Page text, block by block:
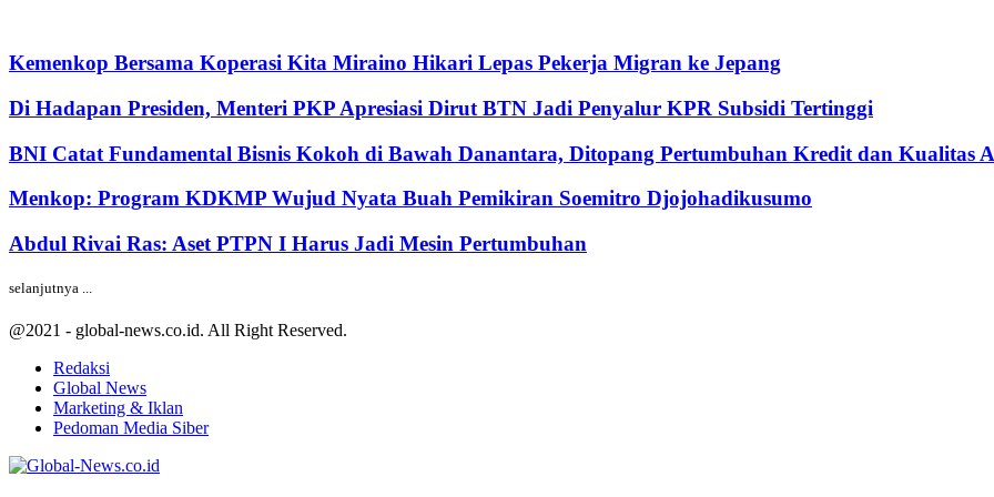
Kemenkop Bersama Koperasi Kita Miraino Hikari Lepas Pekerja Migran ke Jepang
Di Hadapan Presiden, Menteri PKP Apresiasi Dirut BTN Jadi Penyalur KPR Subsidi Tertinggi
BNI Catat Fundamental Bisnis Kokoh di Bawah Danantara, Ditopang Pertumbuhan Kredit dan Kualitas
Menkop: Program KDKMP Wujud Nyata Buah Pemikiran Soemitro Djojohadikusumo
Abdul Rivai Ras: Aset PTPN I Harus Jadi Mesin Pertumbuhan
selanjutnya ...
@2021 - global-news.co.id. All Right Reserved.
Redaksi
Global News
Marketing & Iklan
Pedoman Media Siber